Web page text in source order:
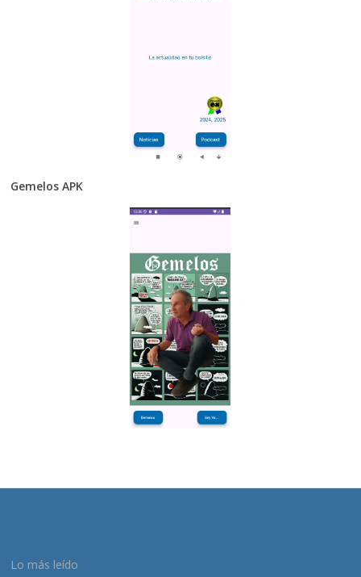
Gemelos APK
Lo más leído